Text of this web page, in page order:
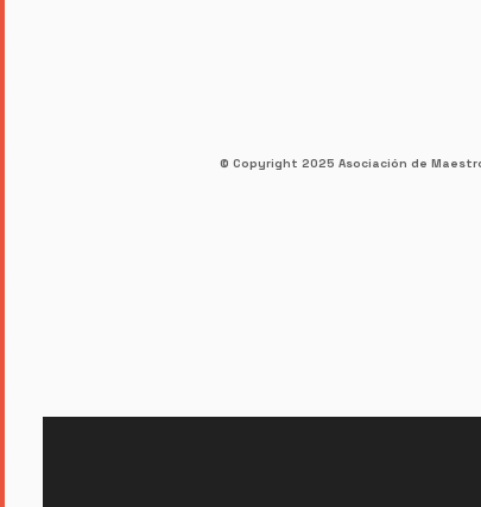
© Copyright 2025 Asociación de